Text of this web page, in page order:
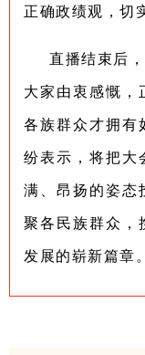
正确政绩观，切
直播结束后
大家由衷感慨，
各族群众才拥有
纷表示，将把大
满、昂扬的姿态
聚各民族群众，
发展的崭新篇章。